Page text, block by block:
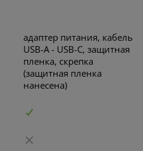
адаптер питания, кабель
USB-A - USB-C, защитная
пленка, скрепка
(защитная пленка
нанесена)